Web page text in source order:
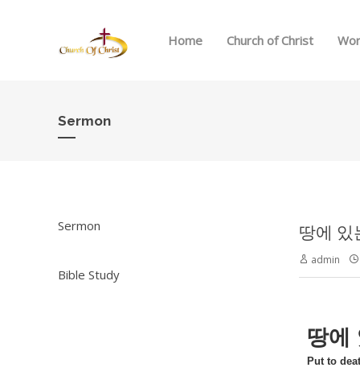
Home Church of Christ
Sermon
Sermon
Bible Study
땅에
admin
땅에
Put to